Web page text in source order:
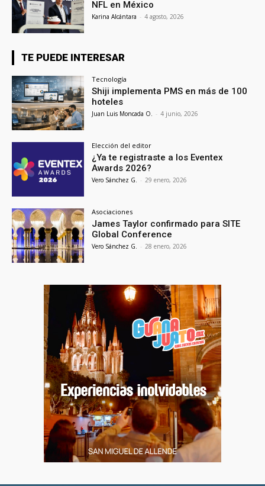
NFL en México
Karina Alcántara - 4 agosto, 2026
TE PUEDE INTERESAR
Tecnología
Shiji implementa PMS en más de 100
hoteles
Juan Luis Moncada O. - 4 junio, 2026
Elección del editor
¿Ya te registraste a los Eventex
Awards 2026?
Vero Sánchez G. - 29 enero, 2026
Asociaciones
James Taylor confirmado para SITE
Global Conference
Vero Sánchez G. - 28 enero, 2026